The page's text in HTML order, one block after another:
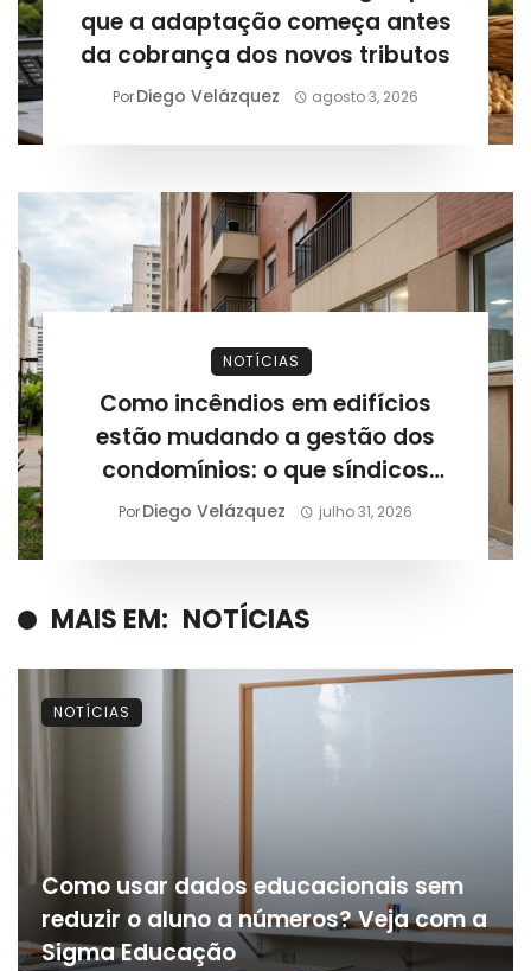
que a adaptação começa antes
da cobrança dos novos tributos
PorDiego Velázquez agosto 3, 2026
NOTÍCIAS
Como incêndios em edifícios
estão mudando a gestão dos
condomínios: o que síndicos
precisam revisar após novos
PorDiego Velázquez julho 31, 2026
MAIS EM: NOTÍCIAS
Como usar dados educacionais sem
reduzir o aluno a números? Veja com a
Sigma Educação
NOTÍCIAS